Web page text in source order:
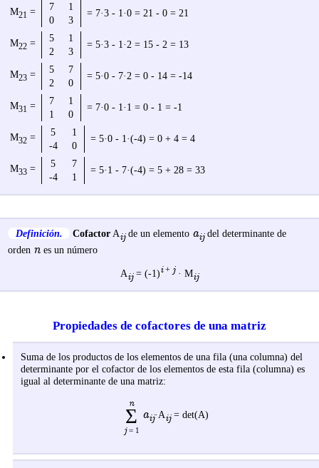
M21 = 7
1
0
3
= 7·3 - 1·0 = 21 - 0 = 21
M22= 5
1
2
3
= 5·3 - 1·2 = 15 - 2 = 13
M23= 5
7
2
0
= 5·0 - 7·2 = 0 - 14 = -14
M31 = 7
1
1
0
= 7·0 - 1·1 = 0 - 1 = -1
M32= 5
1
-4
0
= 5·0 - 1·(-4) = 0 + 4 = 4
M33= 5
7
-4
1
= 5·1 - 7·(-4) = 5 + 28 = 33
Definición. Cofactor Aijde un elemento aijdel determinante de
orden nes un número
Aij= (-1)i+ j· Mij
Propiedades de cofactores de una matriz
Suma de los productos de los elementos de una fila (una columna) del
determinante por el cofactor de los elementos de esta fila (columna) es
igual al determinante de una matriz:
n
Σ aij·Aij= det(A)
j= 1